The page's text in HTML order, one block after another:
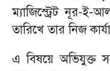
ম্যাজিস্ট্রেট নূর-ই-
তারিখে তার নিজ
এ বিষয়ে অভিযুক্ত